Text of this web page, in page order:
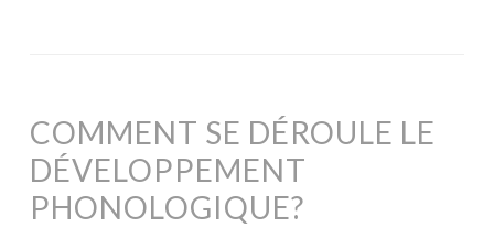
COMMENT SE DÉROULE LE
DÉVELOPPEMENT
PHONOLOGIQUE?